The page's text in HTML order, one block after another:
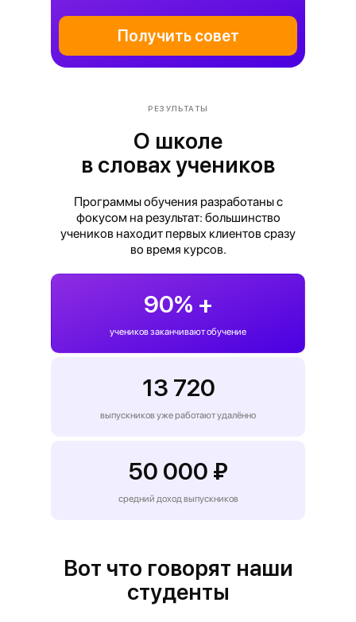
Получить совет
90% +
учеников заканчивают обучение
50 000 ₽
средний доход выпускников
13 720
выпускников уже работают удалённо
Программы обучения разработаны с
фокусом на результат: большинство
учеников находит первых клиентов сразу
во время курсов.
О школе
в словах учеников
РЕЗУЛЬТАТЫ
Вот что говорят наши
студенты